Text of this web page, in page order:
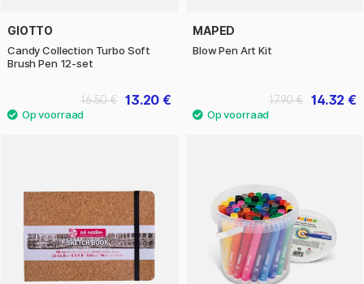
GIOTTO
Candy Collection Turbo Soft
Brush Pen 12-set
13.20 €
16.50 €
MAPED
Blow Pen Art Kit
14.32 €
17.90 €